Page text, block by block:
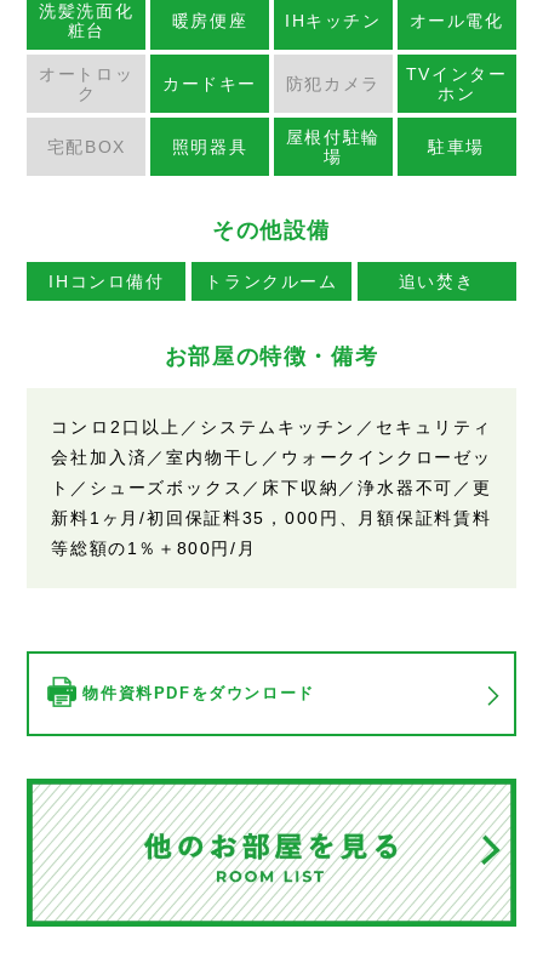
洗髪洗面化
粧台
暖房便座 IHキッチン オール電化
オートロッ
ク
カードキー 防犯カメラ
TVインター
ホン
宅配BOX 照明器具
屋根付駐輪
場
駐車場
その他設備
IHコンロ備付 トランクルーム 追い焚き
お部屋の特徴・備考
コンロ2口以上／システムキッチン／セキュリティ
会社加入済／室内物干し／ウォークインクローゼッ
ト／シューズボックス／床下収納／浄水器不可／更
新料1ヶ月/初回保証料35，000円、月額保証料賃料
等総額の1％＋800円/月
物件資料PDFをダウンロード